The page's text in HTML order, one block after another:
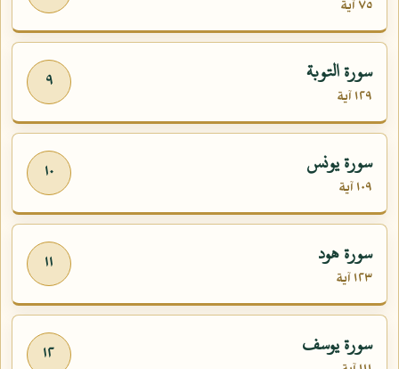
٧٥ آية
٩ سورة التوبة
١٢٩ آية
١٠ سورة يونس
١٠٩ آية
١١ سورة هود
١٢٣ آية
١٢ سورة يوسف